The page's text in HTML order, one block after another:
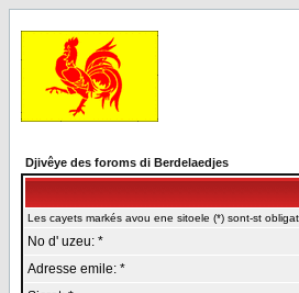
Djivêye des foroms di Berdelaedjes
Les cayets markés avou ene sitoele (*) sont-st
No d' uzeu: *
Adresse emile: *